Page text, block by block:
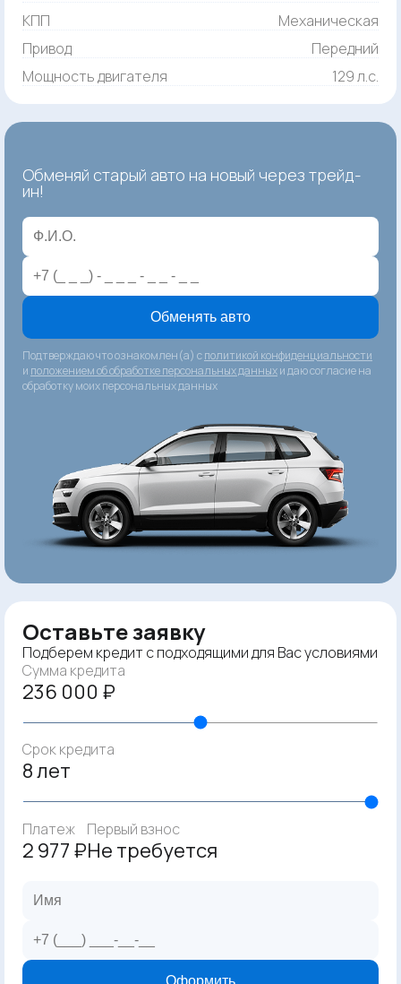
КПП
Механическая
Привод
Передний
Мощность двигателя
129 л.с.
Обменяй старый авто на новый через трейд-
ин!
Обменять авто
Подтверждаю что ознакомлен(а) сполитикой конфиденциальности
и положением об обработке персональных данныхи даю согласие на
обработку моих персональных данных
Оставьте заявку
Подберем кредит с подходящими для Вас условиями
Сумма кредита
236 000 ₽
Срок кредита
8 лет
Платеж
2 977 ₽
Первый взнос
Не требуется
Оформить